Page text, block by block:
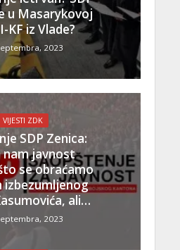
u Masarykovoj
KF iz Vlade?
2023
VIJESTI ZDK
SDP Zenica:
nam javnost
se obraćamo
izbezumljenog
ali…
2023